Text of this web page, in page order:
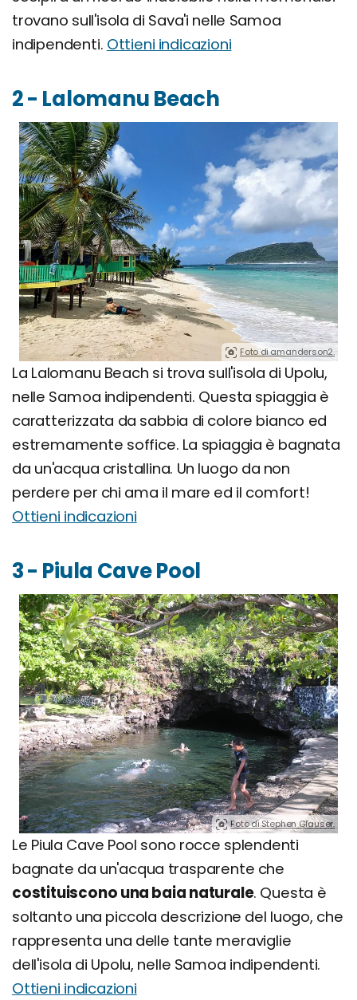
trovano sull'isola di Sava'i nelle Samoa
indipendenti. Ottieni indicazioni
2 - Lalomanu Beach
Foto di amanderson2.
La Lalomanu Beach si trova sull'isola di Upolu,
nelle Samoa indipendenti. Questa spiaggia è
caratterizzata da sabbia di colore bianco ed
estremamente soffice. La spiaggia è bagnata
da un'acqua cristallina. Un luogo da non
perdere per chi ama il mare ed il comfort!
Ottieni indicazioni
3 - Piula Cave Pool
Foto di Stephen Glauser.
Le Piula Cave Pool sono rocce splendenti
bagnate da un'acqua trasparente che
costituiscono una baia naturale. Questa è
soltanto una piccola descrizione del luogo, che
rappresenta una delle tante meraviglie
dell'isola di Upolu, nelle Samoa indipendenti.
Ottieni indicazioni